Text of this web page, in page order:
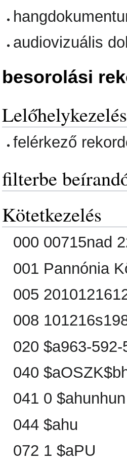
audiovizuális
besorolási
Lelőhelykezelés
felérkező
filterbe
Kötetkezelés
000 00715nad
001 Pannónia
005
008
020 $a963-
040
041 0 $ahunhun
044 $ahu
072 1 $aPU